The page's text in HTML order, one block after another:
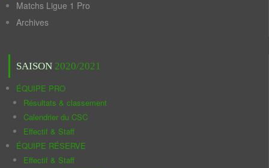
Matchs Ligue 1 Pro
Archives
SAISON 2020/2021
ÉQUIPE PRO
Résultats & classement
Calendrier du CSC
Effectif & Staff
ÉQUIPE RÉSERVE
Effectif & Staff